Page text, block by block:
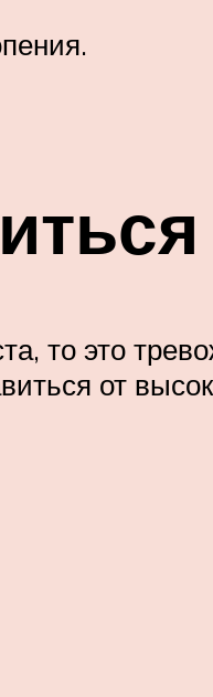
то это
от